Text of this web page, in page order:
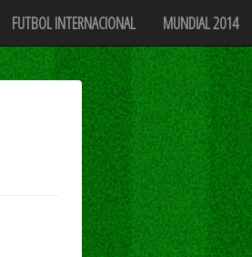
FUTBOL INTERNACIONAL MUNDIAL 2014